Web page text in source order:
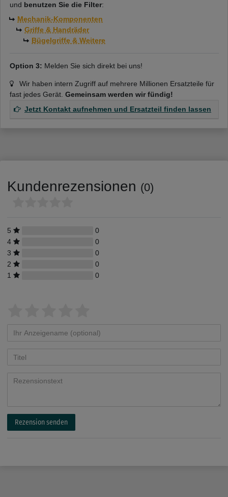
und benutzen Sie die Filter:
Mechanik-Komponenten
Griffe & Handräder
Bügelgriffe & Weitere
Option 3: Melden Sie sich direkt bei uns!
Wir haben intern Zugriff auf mehrere Millionen Ersatzteile für
fast jedes Gerät. Gemeinsam werden wir fündig!
Jetzt Kontakt aufnehmen und Ersatzteil finden lassen
Kundenrezensionen (0)
5
0
4
0
3
0
2
0
1
0
Rezension senden